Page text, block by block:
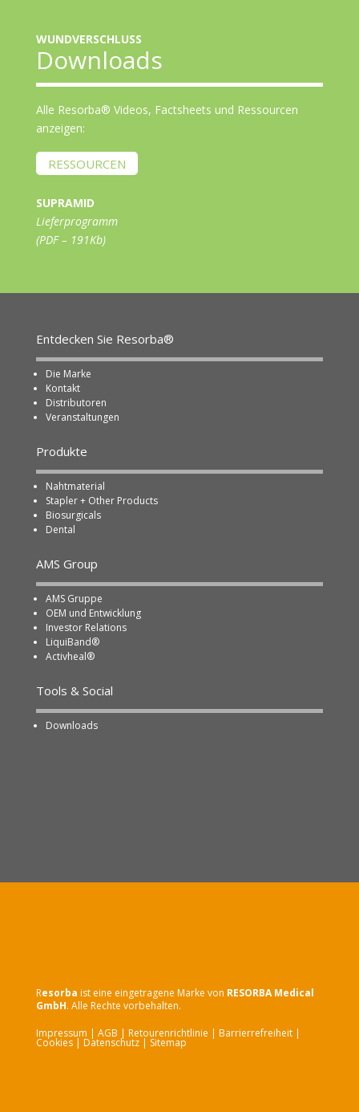
WUNDVERSCHLUSS
Downloads
Alle Resorba® Videos, Factsheets und Ressourcen
anzeigen:
RESSOURCEN
SUPRAMID
Lieferprogramm
(PDF – 191Kb)
Entdecken Sie Resorba®
Die Marke
Kontakt
Distributoren
Veranstaltungen
Produkte
Nahtmaterial
Stapler + Other Products
Biosurgicals
Dental
AMS Group
AMS Gruppe
OEM und Entwicklung
Investor Relations
LiquiBand®
Activheal®
Tools & Social
Downloads
Resorba ist eine eingetragene Marke von RESORBA Medical
GmbH. Alle Rechte vorbehalten.
Impressum | AGB | Retourenrichtlinie | Barrierrefreiheit|
Cookies| Datenschutz| Sitemap